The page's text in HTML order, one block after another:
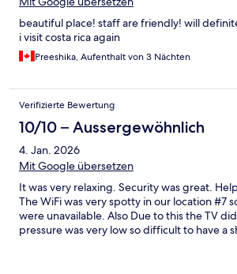
beautiful place! staff are friendly! will
i visit costa rica again
Preeshika, Aufenthalt von 3 Nächten
Verifizierte Bewertung
10/10 – Aussergewöhnlich
4. Jan. 2026
Mit Google übersetzen
It was very relaxing. Security was great.
The WiFi was very spotty in our location #7
were unavailable. Also Due to this the TV
pressure was very low so difficult to have a